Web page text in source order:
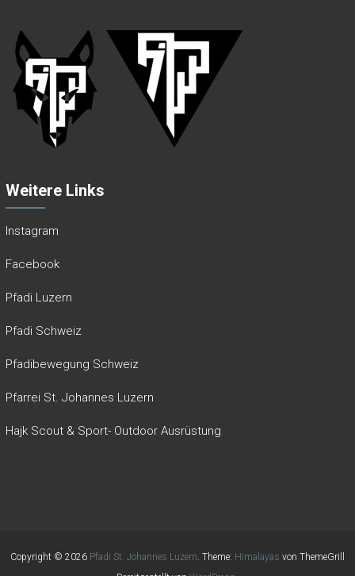
Weitere Links
Instagram
Facebook
Pfadi Luzern
Pfadi Schweiz
Pfadibewegung Schweiz
Pfarrei St. Johannes Luzern
Hajk Scout & Sport- Outdoor Ausrüstung
Copyright © 2026 Pfadi St. Johannes Luzern . Theme: Himalayas von ThemeGrill